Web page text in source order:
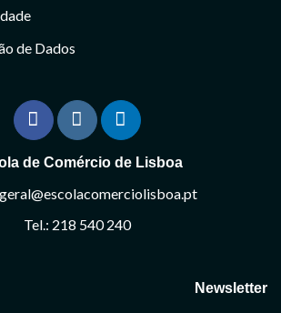
de Dados
de Comércio de Lisboa
Tel.: 218 540 240
Newsletter